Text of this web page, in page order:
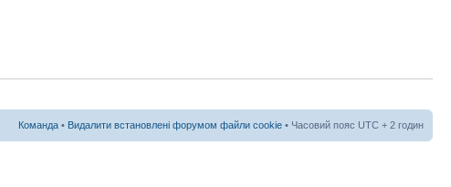
Команда • Видалити встановлені форумом файли cookie • Часовий пояс UTC + 2 годин